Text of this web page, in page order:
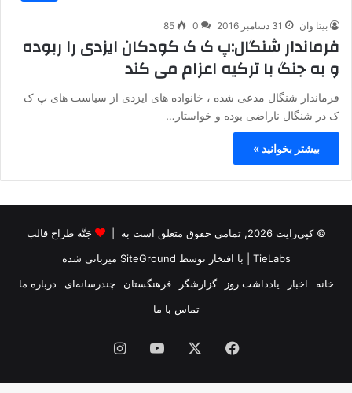
بیتا وان 31 دسامبر 2016 0
85
فرماندار شنگال:پ ک ک کودکان ایزدی را ربوده
و به جنگ با ترکیه اعزام می کند
فرماندار شنگال مدعی شده ، خانواده های ایزدی از سیاست های پ ک
ک در شنگال ناراضی بوده و خواستار…
بیشتر بخوانید »
© کپی‌رایت 2026, تمامی حقوق متعلق است به |
جَنَّة طراح قالب
TieLabs | با افتخار توسط SiteGround میزبانی شده
خانه
اخبار یادداشت روز گزارشگر فرهنگستان چندرسانه‌ای
درباره ما
تماس با ما
فیس
بوک
یوتیوب